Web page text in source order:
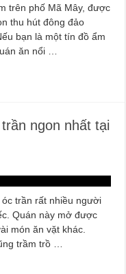
trên phố Mã Mây, được
thu hút đông đảo
bạn là một tín đồ ẩm
ăn nổi …
ngon nhất tại
trần rất nhiều người
Quán này mở được
món ăn vặt khác.
trầm trồ …